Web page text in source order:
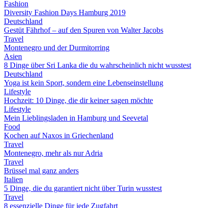
Fashion
Diversity Fashion Days Hamburg 2019
Deutschland
Gestüt Fährhof – auf den Spuren von Walter Jacobs
Travel
Montenegro und der Durmitorring
Asien
8 Dinge über Sri Lanka die du wahrscheinlich nicht wusstest
Deutschland
Yoga ist kein Sport, sondern eine Lebenseinstellung
Lifestyle
Hochzeit: 10 Dinge, die dir keiner sagen möchte
Lifestyle
Mein Lieblingsladen in Hamburg und Seevetal
Food
Kochen auf Naxos in Griechenland
Travel
Montenegro, mehr als nur Adria
Travel
Brüssel mal ganz anders
Italien
5 Dinge, die du garantiert nicht über Turin wusstest
Travel
8 essenzielle Dinge für jede Zugfahrt